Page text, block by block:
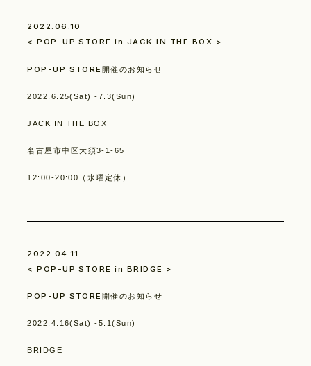
2022.06.10
< POP-UP STORE in JACK IN THE BOX >
POP-UP STORE開催のお知らせ
2022.6.25(Sat) -7.3(Sun)
JACK IN THE BOX
名古屋市中区大須3-1-65
12:00-20:00（水曜定休）
2022.04.11
< POP-UP STORE in BRIDGE >
POP-UP STORE開催のお知らせ
2022.4.16(Sat) -5.1(Sun)
BRIDGE